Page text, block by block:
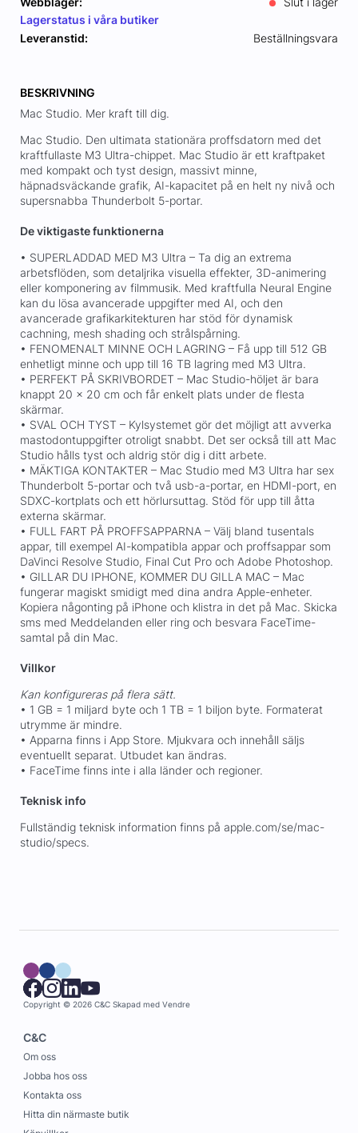
Lagerstatus i våra butiker
Leveranstid:
Beställningsvara
BESKRIVNING
Mac Studio. Mer kraft till dig.
Mac Studio. Den ultimata stationära proffsdatorn med det
kraftfullaste M3 Ultra-chippet. Mac Studio är ett kraftpaket
med kompakt och tyst design, massivt minne,
häpnadsväckande grafik, AI-kapacitet på en helt ny nivå och
supersnabba Thunderbolt 5-portar.
De viktigaste funktionerna
• SUPERLADDAD MED M3 Ultra – Ta dig an extrema
arbetsflöden, som detaljrika visuella effekter, 3D-animering
eller komponering av filmmusik. Med kraftfulla Neural Engine
kan du lösa avancerade uppgifter med AI, och den
avancerade grafikarkitekturen har stöd för dynamisk
cachning, mesh shading och strålspårning.
• FENOMENALT MINNE OCH LAGRING – Få upp till 512 GB
enhetligt minne och upp till 16 TB lagring med M3 Ultra.
• PERFEKT PÅ SKRIVBORDET – Mac Studio-höljet är bara
knappt 20 × 20 cm och får enkelt plats under de flesta
skärmar.
• SVAL OCH TYST – Kylsystemet gör det möjligt att avverka
mastodontuppgifter otroligt snabbt. Det ser också till att Mac
Studio hålls tyst och aldrig stör dig i ditt arbete.
• MÄKTIGA KONTAKTER – Mac Studio med M3 Ultra har sex
Thunderbolt 5-portar och två usb-a-portar, en HDMI-port, en
SDXC-kortplats och ett hörlursuttag. Stöd för upp till åtta
externa skärmar.
• FULL FART PÅ PROFFSAPPARNA – Välj bland tusentals
appar, till exempel AI-kompatibla appar och proffsappar som
DaVinci Resolve Studio, Final Cut Pro och Adobe Photoshop.
• GILLAR DU IPHONE, KOMMER DU GILLA MAC – Mac
fungerar magiskt smidigt med dina andra Apple-enheter.
Kopiera någonting på iPhone och klistra in det på Mac. Skicka
sms med Meddelanden eller ring och besvara FaceTime-
samtal på din Mac.
Villkor
Kan konfigureras på flera sätt.
• 1 GB = 1 miljard byte och 1 TB = 1 biljon byte. Formaterat
utrymme är mindre.
• Apparna finns i App Store. Mjukvara och innehåll säljs
eventuellt separat. Utbudet kan ändras.
• FaceTime finns inte i alla länder och regioner.
Teknisk info
Fullständig teknisk information finns på apple.com/se/mac-
studio/specs.
Copyright © 2026 C&C Skapad med Vendre
C&C
Om oss
Jobba hos oss
Kontakta oss
Hitta din närmaste butik